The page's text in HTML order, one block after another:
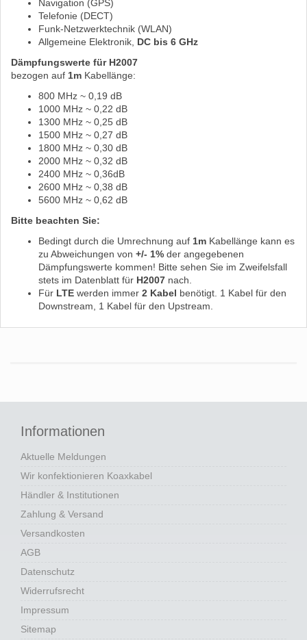
Navigation (GPS)
Telefonie (DECT)
Funk-Netzwerktechnik (WLAN)
Allgemeine Elektronik, DC bis 6 GHz
Dämpfungswerte für H2007
bezogen auf 1m Kabellänge:
800 MHz ~ 0,19 dB
1000 MHz ~ 0,22 dB
1300 MHz ~ 0,25 dB
1500 MHz ~ 0,27 dB
1800 MHz ~ 0,30 dB
2000 MHz ~ 0,32 dB
2400 MHz ~ 0,36dB
2600 MHz ~ 0,38 dB
5600 MHz ~ 0,62 dB
Bitte beachten Sie:
Bedingt durch die Umrechnung auf 1m Kabellänge kann es
zu Abweichungen von +/- 1% der angegebenen
Dämpfungswerte kommen! Bitte sehen Sie im Zweifelsfall
stets im Datenblatt für H2007 nach.
Für LTE werden immer 2 Kabel benötigt. 1 Kabel für den
Downstream, 1 Kabel für den Upstream.
Informationen
Aktuelle Meldungen
Wir konfektionieren Koaxkabel
Händler & Institutionen
Zahlung & Versand
Versandkosten
AGB
Datenschutz
Widerrufsrecht
Impressum
Sitemap